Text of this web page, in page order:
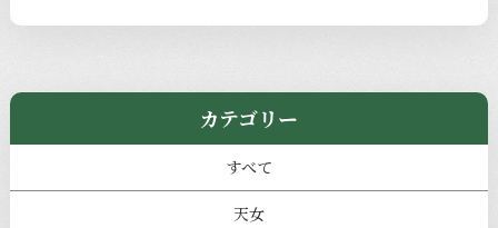
カテゴリー
すべて
天女